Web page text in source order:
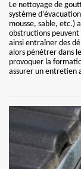
Le nettoyage de
système
mousse, sable, etc.)
obstructions
ainsi entraîner des
alors pénétrer dans
provoquer la
assurer un entretien